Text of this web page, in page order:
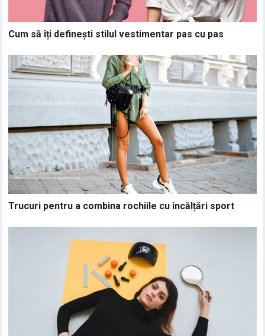
Cum să îți definești stilul vestimentar pas cu pas
Trucuri pentru a combina rochiile cu încălțări sport